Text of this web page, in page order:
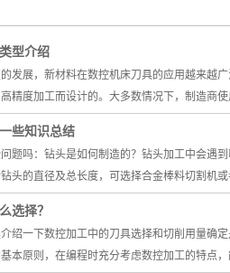
刀具非标定做
型介绍
展，新材料在数控机床刀具的应用越来越广
精度加工而设计的。大多数情况下，制造商
些知识总结
题吗：钻头是如何制造的？钻头加工中会遇
头的直径及总长度，可选择合金棒料切割机
选择？
绍一下数控加工中的刀具选择和切削用量确
本原则，在编程时充分考虑数控加工的特点